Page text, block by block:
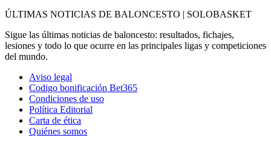
ÚLTIMAS NOTICIAS DE BALONCESTO | SOLOBASKET
Sigue las últimas noticias de baloncesto: resultados, fichajes,
lesiones y todo lo que ocurre en las principales ligas y competiciones
del mundo.
Aviso legal
Codigo bonificación Bet365
Condiciones de uso
Política Editorial
Carta de ética
Quiénes somos